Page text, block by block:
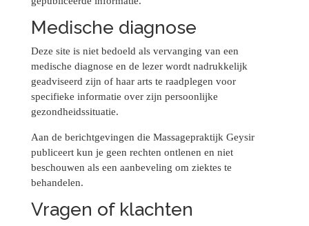
Medische diagnose
Deze site is niet bedoeld als vervanging van een
medische diagnose en de lezer wordt nadrukkelijk
geadviseerd zijn of haar arts te raadplegen voor
specifieke informatie over zijn persoonlijke
gezondheidssituatie.
Aan de berichtgevingen die Massagepraktijk Geysir
publiceert kun je geen rechten ontlenen en niet
beschouwen als een aanbeveling om ziektes te
behandelen.
Vragen of klachten